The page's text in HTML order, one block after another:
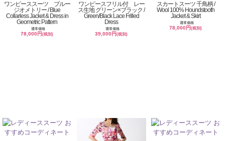
ワンピーススーツ ブルー
ジオメトリー / Blue
Collarless Jacket & Dress in
Geometric Pattern
通常価格
78,000円(税別)
ワンピースフリル付 レー
ス生地 グリーン×ブラック /
Green/Black Lace Frilled
Dress
通常価格
39,000円(税別)
スカートスーツ 千鳥柄 /
Wool 100% Houndstooth
Jacket & Skirt
通常価格
78,000円(税別)